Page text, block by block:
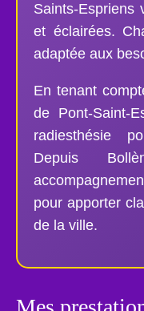
Saints-Espriens
et éclairées.
adaptée aux
En tenant
de Pont-Saint-
radiesthésie
Depuis
pour apporter
de la ville.